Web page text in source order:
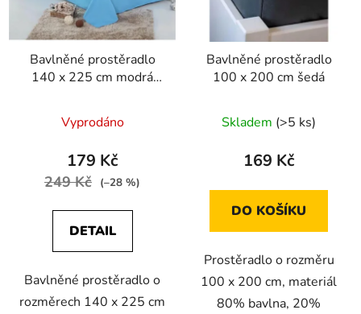
Bavlněné prostěradlo
140 x 225 cm modrá
Vyprodáno
179 Kč
249 Kč (–28 %)
DETAIL
Bavlněné prostěradlo o
rozměrech 140 x 225 cm
Bavlněné prostěradlo
100 x 200 cm šedá
Skladem (>5 ks)
169 Kč
DO KOŠÍKU
Prostěradlo o rozměru
100 x 200 cm, materiál
80% bavlna, 20%